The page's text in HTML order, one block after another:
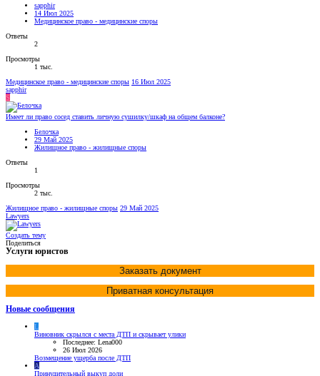
sapphir
14 Июл 2025
Медицинское право - медицинские споры
Ответы
2
Просмотры
1 тыс.
Медицинское право - медицинские споры 16 Июл 2025
sapphir
S
Имеет ли право сосед ставить личную сушилку/шкаф на общем балконе?
Белочка
29 Май 2025
Жилищное право - жилищные споры
Ответы
1
Просмотры
2 тыс.
Жилищное право - жилищные споры 29 Май 2025
Lawyers
Создать тему
Поделиться
Услуги юристов
Заказать документ
Приватная консультация
Новые сообщения
L
Виновник скрылся с места ДТП и скрывает улики
Последнее: Lena000
26 Июл 2026
Возмещение ущерба после ДТП
A
Принудительный выкуп доли